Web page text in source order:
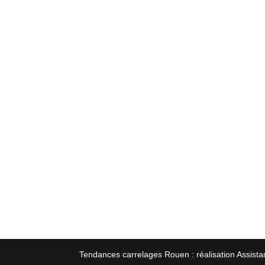
Tendances carrelages Rouen : réalisation